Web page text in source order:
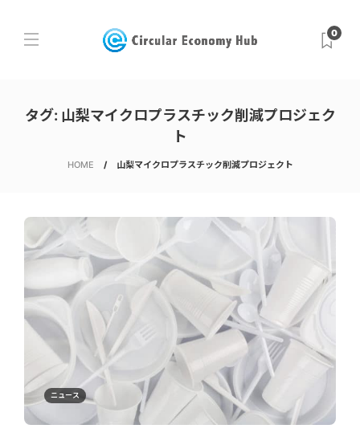
0
タグ: 山梨マイクロプラスチック削減プロジェク
ト
HOME 山梨マイクロプラスチック削減プロジェクト
ニュース